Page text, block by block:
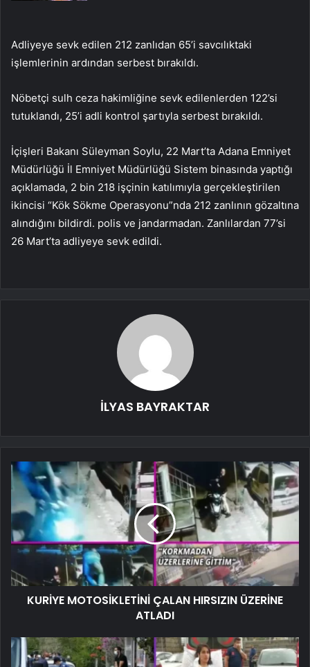
Adliyeye sevk edilen 212 zanlıdan 65’i savcılıktaki
işlemlerinin ardından serbest bırakıldı.
Nöbetçi sulh ceza hakimliğine sevk edilenlerden 122’si
tutuklandı, 25’i adli kontrol şartıyla serbest bırakıldı.
İçişleri Bakanı Süleyman Soylu, 22 Mart’ta Adana Emniyet
Müdürlüğü İl Emniyet Müdürlüğü Sistem binasında yaptığı
açıklamada, 2 bin 218 işçinin katılımıyla gerçekleştirilen
ikincisi “Kök Sökme Operasyonu”nda 212 zanlının gözaltına
alındığını bildirdi. polis ve jandarmadan. Zanlılardan 77’si
26 Mart’ta adliyeye sevk edildi.
İLYAS BAYRAKTAR
KURİYE MOTOSİKLETİNİ ÇALAN HIRSIZIN ÜZERİNE
ATLADI